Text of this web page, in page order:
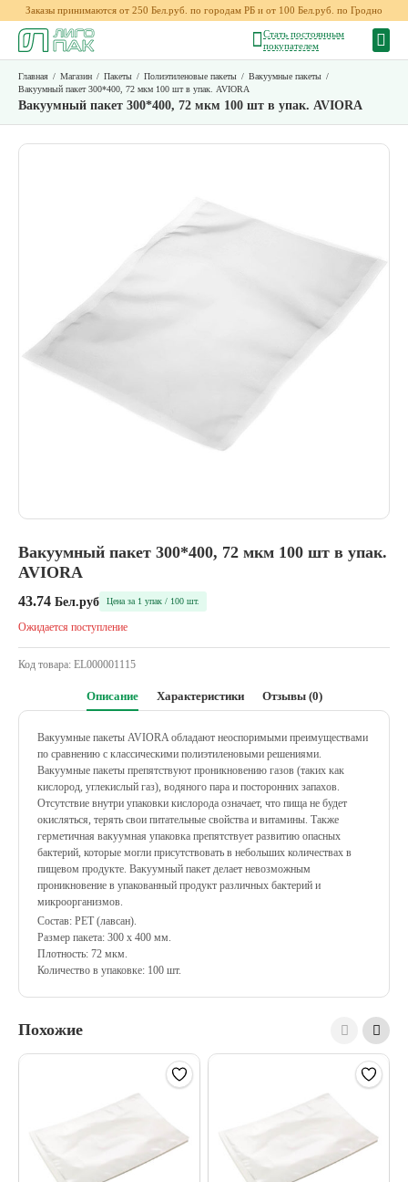
Заказы принимаются от 250 Бел.руб. по городам РБ и от 100 Бел.руб. по Гродно
Стать постоянным
покупателем
Главная / Магазин / Пакеты / Полиэтиленовые пакеты / Вакуумные пакеты /
Вакуумный пакет 300*400, 72 мкм 100 шт в упак. AVIORA
Вакуумный пакет 300*400, 72 мкм 100 шт в упак. AVIORA
Вакуумный пакет 300*400, 72 мкм 100 шт в упак.
AVIORA
43.74 Бел.руб Цена за 1 упак / 100 шт.
Ожидается поступление
Код товара: EL000001115
Описание Характеристики Отзывы (0)
Вакуумные пакеты AVIORA обладают неоспоримыми преимуществами
по сравнению с классическими полиэтиленовыми решениями.
Вакуумные пакеты препятствуют проникновению газов (таких как
кислород, углекислый газ), водяного пара и посторонних запахов.
Отсутствие внутри упаковки кислорода означает, что пища не будет
окисляться, терять свои питательные свойства и витамины. Также
герметичная вакуумная упаковка препятствует развитию опасных
бактерий, которые могли присутствовать в небольших количествах в
пищевом продукте. Вакуумный пакет делает невозможным
проникновение в упакованный продукт различных бактерий и
микроорганизмов.
Состав: PET (лавсан).
Размер пакета: 300 х 400 мм.
Плотность: 72 мкм.
Количество в упаковке: 100 шт.
Похожие